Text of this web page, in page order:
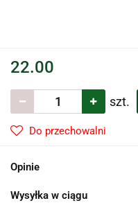
22.00
szt.
Do przechowalni
Opinie
Wysyłka w ciągu